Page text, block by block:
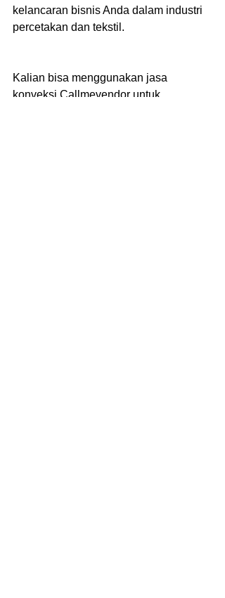
kelancaran bisnis Anda dalam industri
percetakan dan tekstil.
Kalian bisa menggunakan jasa
konveksi Callmevendor untuk